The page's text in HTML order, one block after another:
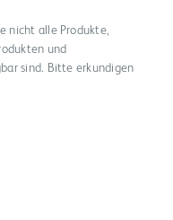
nicht alle Produkte,
und
sind. Bitte erkundigen